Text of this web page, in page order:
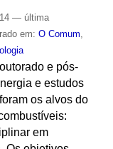
— última
em: O Comum
e pós-
e estudos
os alvos do
em